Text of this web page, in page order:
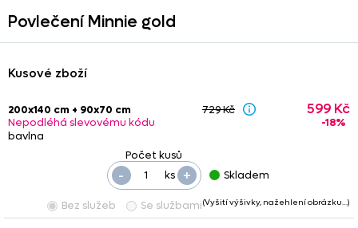
Povlečení Minnie gold
Kusové zboží
200x140 cm + 90x70 cm
Nepodléhá slevovému kódu
bavlna
ks +
-
729 Kč 599 Kč
-18%
Skladem
Bez služeb Se službami(Vyšití výšivky, nažehlení obrázku…)